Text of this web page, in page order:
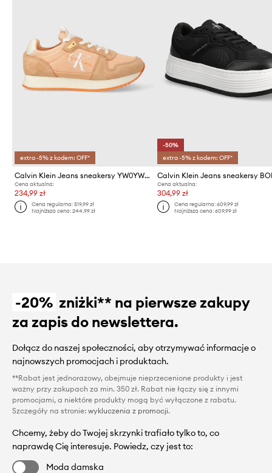
extra -5% z kodem: OFF*
Calvin Klein Jeans sneakersy YW0YW00840 RUNNER SOCK LACEUP NY-LTH W
Cena aktualna:
234,99 zł
Cena regularna:519,99 zł
Najniższa cena:244,99 zł
-50%
extra -5% z kodem: OFF*
Cena aktualna:
304,99 zł
Cena regularna: 609,99 zł
Najniższa cena: 609,99 zł
-20% zniżki** na pierwsze zakupy
za zapis do newslettera.
Dołącz do naszej społeczności, aby otrzymywać informacje o
najnowszych promocjach i produktach.
**Rabat jest jednorazowy, obejmuje nieprzecenione produkty i jest
ważny przy zakupach za min. 350 zł. Rabat nie łączy się z innymi
promocjami, a niektóre produkty mogą być wyłączone z rabatu.
Szczegóły na stronie: wykluczenia z promocji.
Chcemy, żeby do Twojej skrzynki trafiało tylko to, co
naprawdę Cię interesuje. Powiedz, czy jest to:
Moda damska